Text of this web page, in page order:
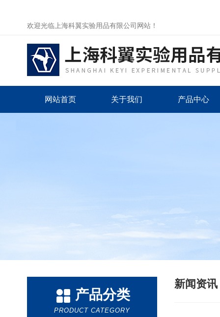
欢迎光临上海科翼实验用品有限公司网站！
网站首页 关于我们 产品中心
产品分类
PRODUCT CATEGORY
新闻资讯